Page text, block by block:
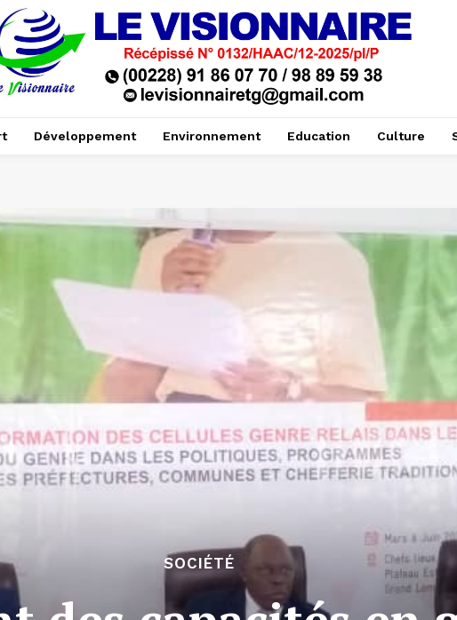
Développement Environnement Education Culture
SOCIÉTÉ